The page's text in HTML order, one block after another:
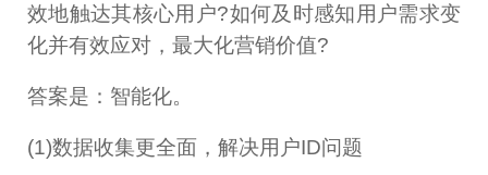
效地触达其核心用户?如何及时感知用户需求变
化并有效应对，最大化营销价值?
答案是：智能化。
(1)数据收集更全面，解决用户ID问题